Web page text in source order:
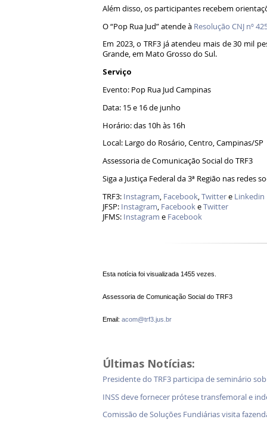
Além disso, os participantes recebem
O “Pop Rua Jud” atende à Resolução CNJ nº
Em 2023, o TRF3 já atendeu mais de 30 mil
Grande, em Mato Grosso do Sul.
Serviço
Evento: Pop Rua Jud Campinas
Data: 15 e 16 de junho
Horário: das 10h às 16h
Local: Largo do Rosário, Centro, Campinas/SP
Assessoria de Comunicação Social do TRF3
Siga a Justiça Federal da 3ª Região nas redes
TRF3: Instagram, Facebook,Twittere Linkedin
JFSP: Instagram, FacebookeTwitter
JFMS: Instagram e Facebook
Esta notícia foi visualizada 1455 vezes.
Assessoria de Comunicação Social do TRF3
Email: acom@trf3.jus.br
Últimas Notícias:
Presidente do TRF3 participa de seminário
INSS deve fornecer prótese transfemoral e
Comissão de Soluções Fundiárias visita